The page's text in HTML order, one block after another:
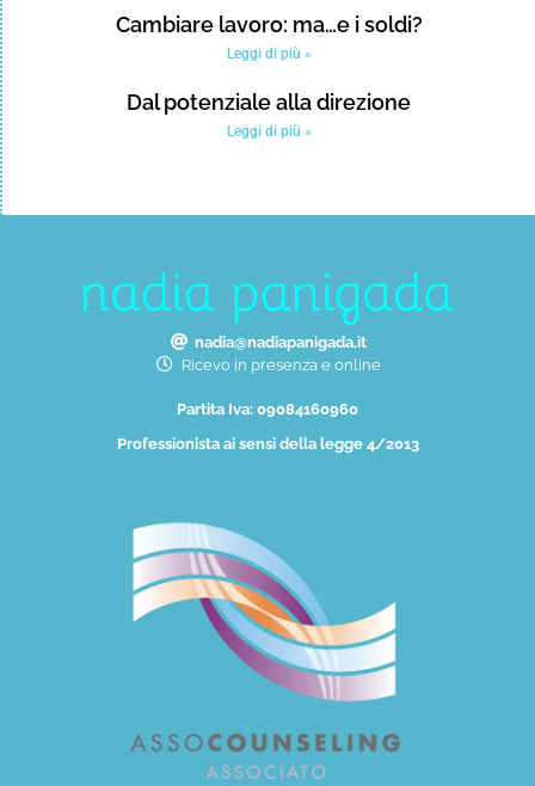
Cambiare lavoro: ma…e i soldi?
Leggi di più »
Dal potenziale alla direzione
Leggi di più »
nadia@nadiapanigada.it
Ricevo in presenza e online
Partita Iva: 09084160960
Professionista ai sensi della legge 4/2013